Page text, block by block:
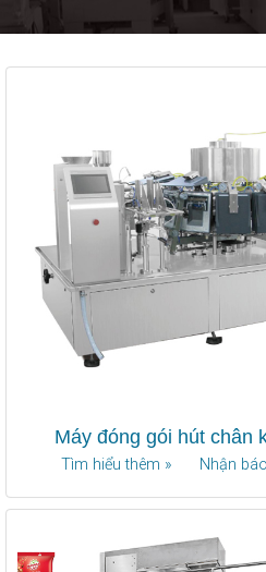
Máy đóng gói hút chân
Tìm hiểu thêm » Nhận